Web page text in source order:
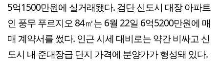
5억1500만원에 실거래됐다. 검단 신도시 대장 아파트
인 풍무 푸르지오 84㎡는 6월 22일 6억5200만원에 매
매 계약서를 썼다. 인근 시세 대비로는 약간 비싸고 신
도시 내 준대장급 단지 가격에 분양가가 형성돼 있다.